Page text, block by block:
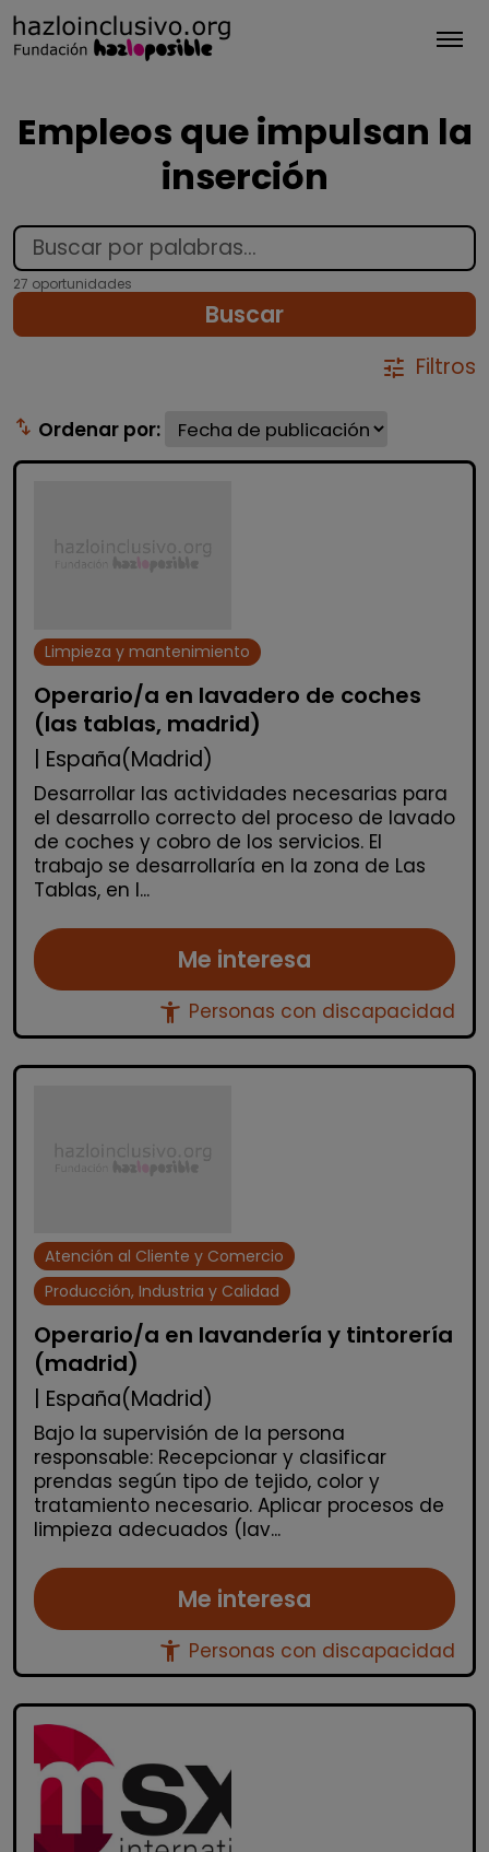
Empleos que impulsan la
inserción
27 oportunidades
Buscar
tune Filtros
swap_vert Ordenar por:
Limpieza y mantenimiento
Operario/a en lavadero de coches
(las tablas, madrid)
| España(Madrid)
Desarrollar las actividades necesarias para
el desarrollo correcto del proceso de lavado
de coches y cobro de los servicios. El
trabajo se desarrollaría en la zona de Las
Tablas, en l...
Me interesa
accessibility_new Personas con discapacidad
Atención al Cliente y Comercio
Producción, Industria y Calidad
Operario/a en lavandería y tintorería
(madrid)
| España(Madrid)
Bajo la supervisión de la persona
responsable: Recepcionar y clasificar
prendas según tipo de tejido, color y
tratamiento necesario. Aplicar procesos de
limpieza adecuados (lav...
Me interesa
accessibility_new Personas con discapacidad